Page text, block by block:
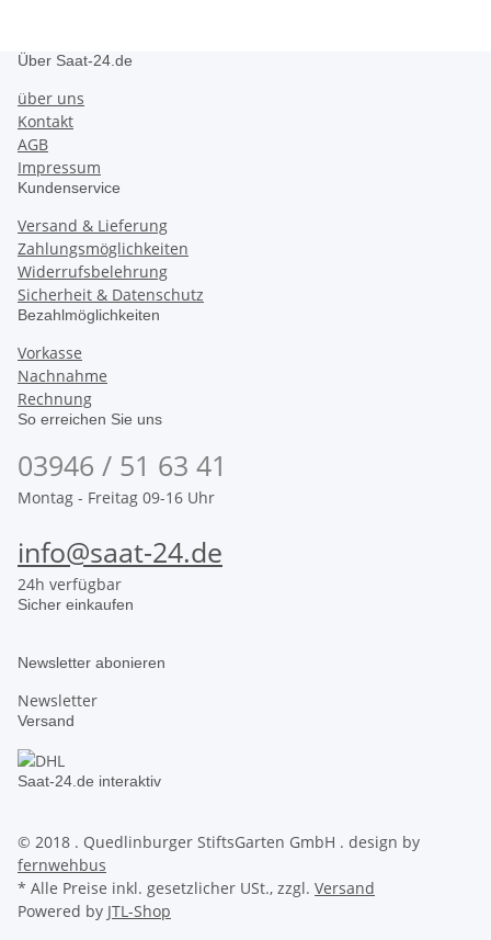
Über Saat-24.de
über uns
Kontakt
AGB
Impressum
Kundenservice
Versand & Lieferung
Zahlungsmöglichkeiten
Widerrufsbelehrung
Sicherheit & Datenschutz
Bezahlmöglichkeiten
Vorkasse
Nachnahme
Rechnung
So erreichen Sie uns
03946 / 51 63 41
Montag - Freitag 09-16 Uhr
info@saat-24.de
24h verfügbar
Sicher einkaufen
Newsletter abonieren
Newsletter
Versand
Saat-24.de interaktiv
© 2018 . Quedlinburger StiftsGarten GmbH . design by
fernwehbus
* Alle Preise inkl. gesetzlicher USt., zzgl. Versand
Powered by JTL-Shop